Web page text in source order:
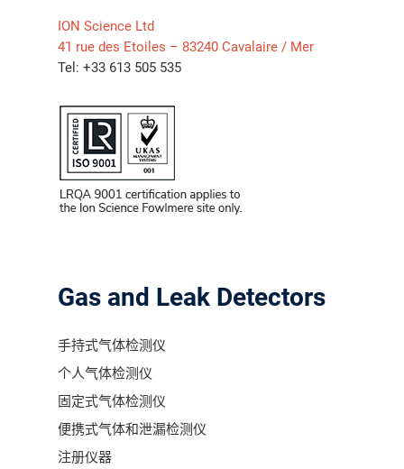
ION Science Ltd
41 rue des Etoiles – 83240 Cavalaire / Mer
Tel: +33 613 505 535
Gas and Leak Detectors
手持式气体检测仪
个人气体检测仪
固定式气体检测仪
便携式气体和泄漏检测仪
注册仪器
气体泄漏检测仪